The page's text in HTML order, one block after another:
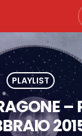
PLAYLIST
–